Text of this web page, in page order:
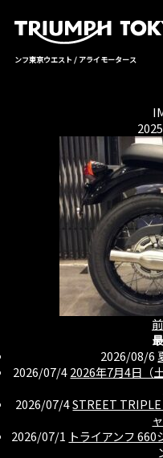
ンフ東京ウエスト / アライモータース
2026/08/6
2026/07/42026年7月4日（
2026/07/4STREET
2026/07/1 トライアンフ 660